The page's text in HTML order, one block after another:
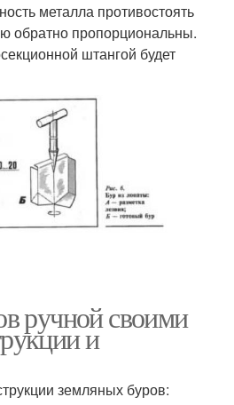
металла противостоять
обратно пропорциональны.
штангой будет
ручной своими
и
земляных буров: